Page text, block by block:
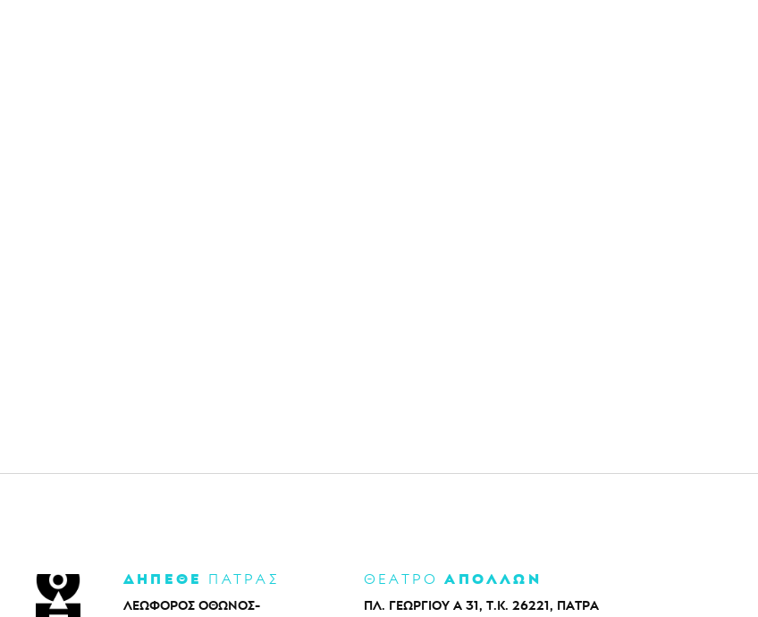
ΔΗΠΕΘΕ ΠΑΤΡΑΣ
ΛΕΩΦΟΡΟΣ ΟΘΩΝΟΣ-
ΘΕΑΤΡΟΑΠΟΛΛΩΝ
ΠΛ. ΓΕΩΡΓΙΟΥ Α 31, Τ.Κ. 26221, ΠΑΤΡΑ